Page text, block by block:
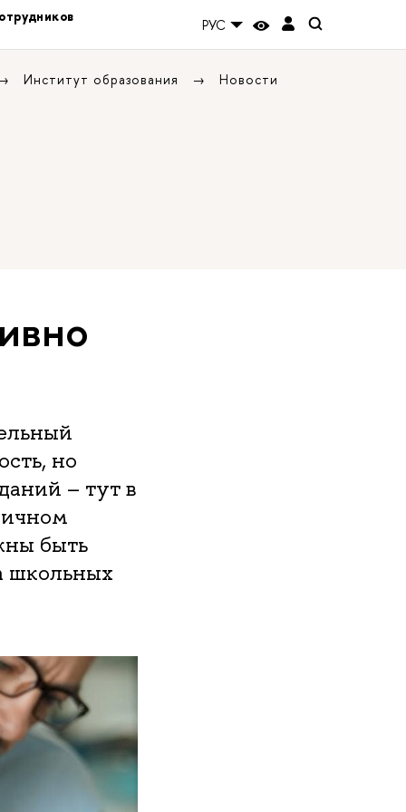
РУС
Институт образования Новости
но
– тут в
быть
школьных